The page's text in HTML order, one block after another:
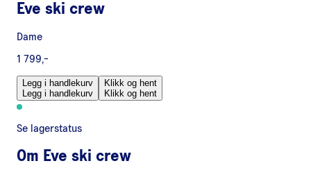
Eve ski crew
Dame
1 799,-
Legg i handlekurv
Legg i handlekurv
Klikk og hent
Klikk og hent
Se lagerstatus
Om Eve ski crew